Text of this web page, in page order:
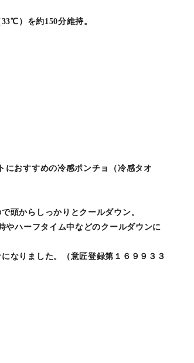
）を約150分維持。
におすすめの冷感ポンチョ（冷感タオ
頭からしっかりとクールダウン。
やハーフタイム中などのクールダウンに
なりました。（意匠登録第１６９９３３